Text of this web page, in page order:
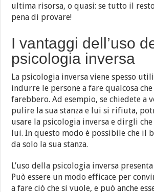
ultima risorsa, o quasi: se tutto il
pena di provare!
I vantaggi dell’uso
psicologia inversa
La psicologia inversa viene spesso
indurre le persone a fare qualcosa
farebbero. Ad esempio, se chiedete a
pulire la sua stanza e lui si rifiuta,
usare la psicologia inversa e dirgli
lui. In questo modo è possibile che il
da solo la sua stanza.
L’uso della psicologia inversa
Può essere un modo efficace per
a fare ciò che si vuole, e può anche